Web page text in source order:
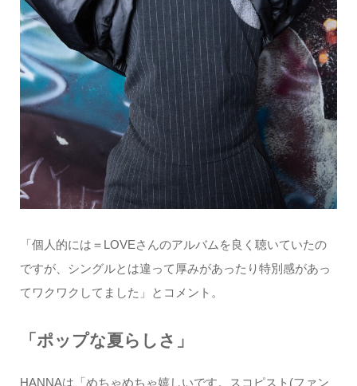
「個人的には＝LOVEさんのアルバムを良く聴いていたの
ですが、シングルとは違って厚みがあったり特別感があっ
てワクワクしてました」とコメント。
「ポップな夏らしさ」
HANNAは「めちゃめちゃ嬉しいです。スコピスト(ファン